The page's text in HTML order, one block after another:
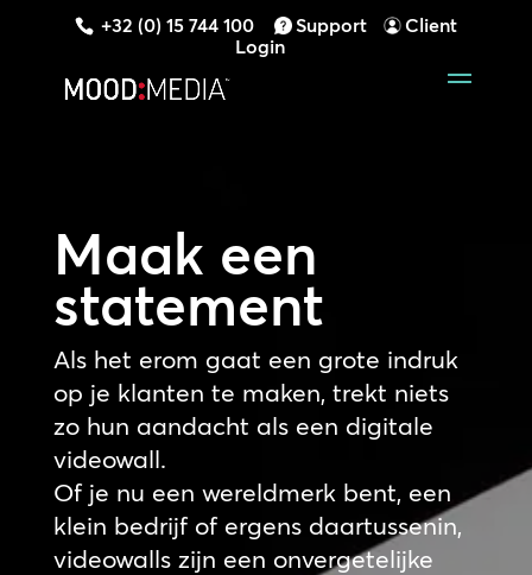
+32 (0) 15 744 100 Support
Client
Login
Maak een
statement
Als het erom gaat een grote indruk
op je klanten te maken, trekt niets
zo hun aandacht als een digitale
videowall.
Of je nu een wereldmerk bent, een
klein bedrijf of ergens daartussenin,
videowalls zijn een onvergetelijke